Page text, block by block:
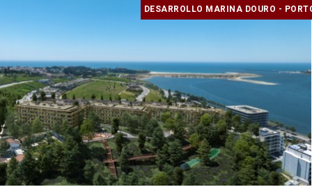
DESARROLLO MARINA DOURO -